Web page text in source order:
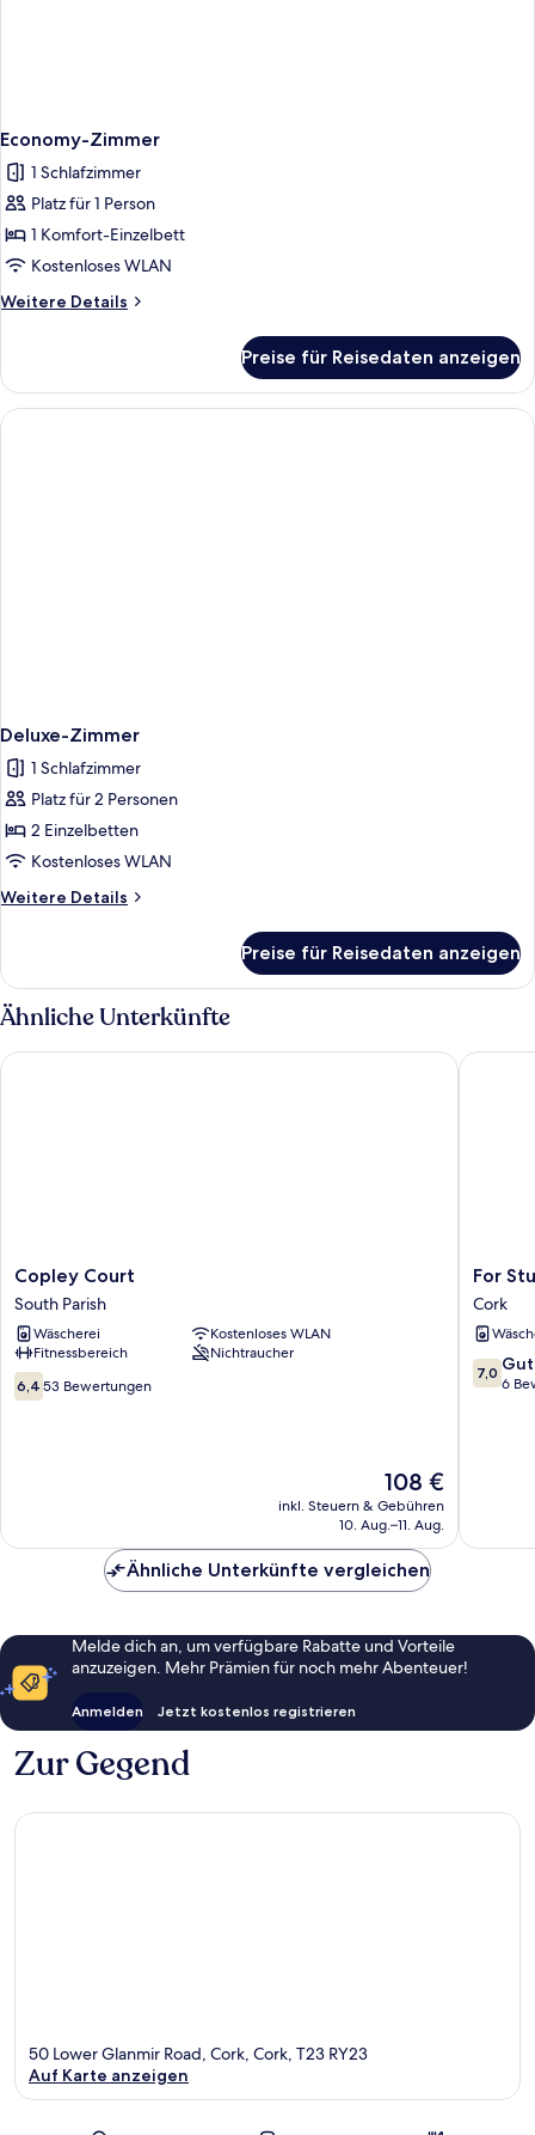
Economy-Zimmer
1 Schlafzimmer
Platz für 1 Person
1 Komfort-Einzelbett
Kostenloses WLAN
Weitere Details
Weitere
Zimmer
Preise für Reisedaten anzeigen
Deluxe-Zimmer
1 Schlafzimmer
Platz für 2 Personen
2 Einzelbetten
Kostenloses WLAN
Weitere Details
Weitere
Zimmer
Preise für Reisedaten anzeigen
Ähnliche Unterkünfte
Copley
Court
South
Parish
Copley Court
South Parish
Wäscherei
Kostenloses WLAN
Fitnessbereich
Nichtraucher
6.4
von
6,4 53 Bewertungen
Der
Preis
beträgt
108 €
inkl. Steuern & Gebühren
10. Aug.–11. Aug.
Copley Court
For
Only
Point
Cork
For
Cork
7.0
von
7,0 Gut
6
For
Ähnliche Unterkünfte vergleichen
Melde dich an, um verfügbare Rabatte und Vorteile
anzuzeigen. Mehr Prämien für noch mehr Abenteuer!
Anmelden Jetzt kostenlos registrieren
Zur Gegend
50 Lower Glanmir Road, Cork, Cork, T23 RY23
Auf Karte anzeigen